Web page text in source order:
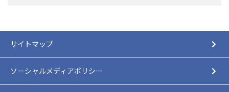
サイトマップ
ソーシャルメディアポリシー